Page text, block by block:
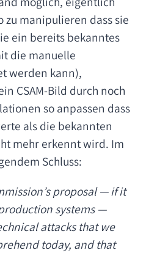
zu manipulieren dass sie
ein bereits bekanntes
die manuelle
werden kann),
CSAM-Bild durch noch
so anpassen dass
als die bekannten
mehr erkennt wird. Im
Schluss:
proposal — if it
systems —
attacks that we
today, and that